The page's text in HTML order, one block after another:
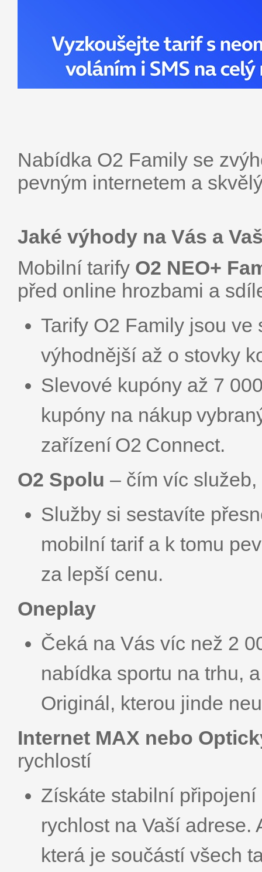
Nabídka O2 Family se
pevným internetem a
Jaké výhody na Vás a
Mobilní tarify O2 NEO+
před online hrozbami a
Tarify O2 Family jsou
výhodnější až o stovky
Slevové kupóny až 7
kupóny na nákup
zařízení O2 Con­nect.
O2 Spolu – čím víc
Služby si sestavíte
mobilní tarif a k tomu
za lepší cenu.
Oneplay
Čeká na Vás víc než 2
nabídka sportu na trhu,
Originál, kterou jinde
Internet MAX nebo
rychlostí
Získáte stabilní
rychlost na Vaší adrese.
která je součástí všech